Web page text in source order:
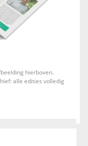
hierboven.
alle edities volledig